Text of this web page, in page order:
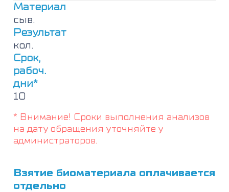
Материал
сыв.
Результат
кол.
Срок,
рабоч.
дни*
10
* Внимание! Сроки выполнения анализов
на дату обращения уточняйте у
администраторов.
Взятие биоматериала оплачивается
отдельно